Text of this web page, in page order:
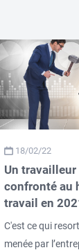
18/02/22
Un
confronté au
travail en
C'est ce qui
menée par